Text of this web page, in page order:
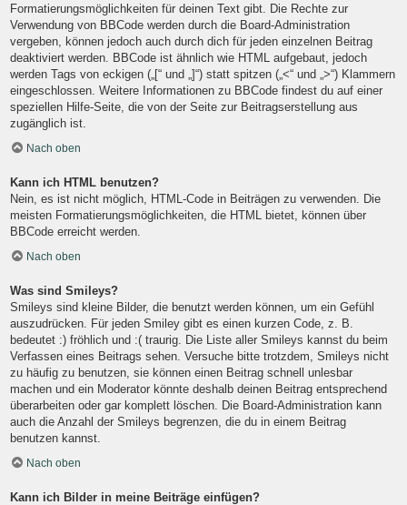
Formatierungsmöglichkeiten für deinen Text gibt. Die Rechte zur
Verwendung von BBCode werden durch die Board-Administration
vergeben, können jedoch auch durch dich für jeden einzelnen Beitrag
deaktiviert werden. BBCode ist ähnlich wie HTML aufgebaut, jedoch
werden Tags von eckigen („[“ und „]“) statt spitzen („<“ und „>“) Klammern
eingeschlossen. Weitere Informationen zu BBCode findest du auf einer
speziellen Hilfe-Seite, die von der Seite zur Beitragserstellung aus
zugänglich ist.
Nach oben
Kann ich HTML benutzen?
Nein, es ist nicht möglich, HTML-Code in Beiträgen zu verwenden. Die
meisten Formatierungsmöglichkeiten, die HTML bietet, können über
BBCode erreicht werden.
Nach oben
Was sind Smileys?
Smileys sind kleine Bilder, die benutzt werden können, um ein Gefühl
auszudrücken. Für jeden Smiley gibt es einen kurzen Code, z. B.
bedeutet :) fröhlich und :( traurig. Die Liste aller Smileys kannst du beim
Verfassen eines Beitrags sehen. Versuche bitte trotzdem, Smileys nicht
zu häufig zu benutzen, sie können einen Beitrag schnell unlesbar
machen und ein Moderator könnte deshalb deinen Beitrag entsprechend
überarbeiten oder gar komplett löschen. Die Board-Administration kann
auch die Anzahl der Smileys begrenzen, die du in einem Beitrag
benutzen kannst.
Nach oben
Kann ich Bilder in meine Beiträge einfügen?